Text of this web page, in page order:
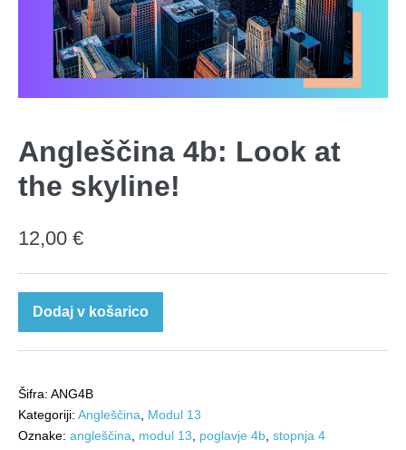
Angleščina 4b: Look at
the skyline!
12,00 €
Angleščina
Look
the
skyline!
Dodaj v košarico
Šifra: ANG4B
Kategoriji: Angleščina
Modul 13
Oznake: angleščina modul 13 poglavje 4b stopnja 4